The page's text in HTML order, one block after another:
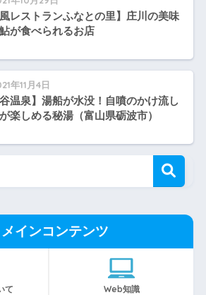
風レストランふなとの里】庄川の美味
が食べられるお店
年11月4日
谷温泉】湯船が水没！自噴のかけ流し
楽しめる秘湯（富山県砺波市）
インコンテンツ
て Web知識